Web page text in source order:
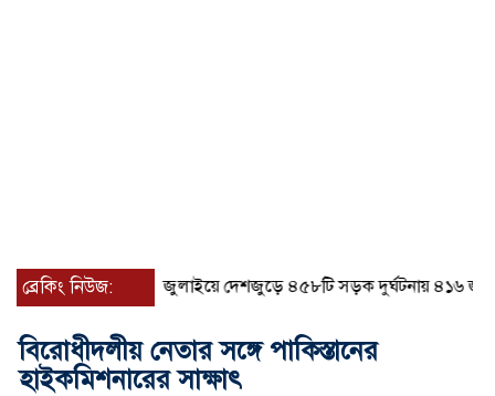
ব্রেকিং নিউজ: জুলাইয়ে দেশজুড়ে ৪৫৮টি সড়ক দুর্ঘটনায় ৪১৬ জন নিহত
বিরোধীদলীয় নেতার সঙ্গে পাকিস্তানের
হাইকমিশনারের সাক্ষাৎ